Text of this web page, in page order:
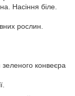
Насіння біле.
рослин.
конвеєра